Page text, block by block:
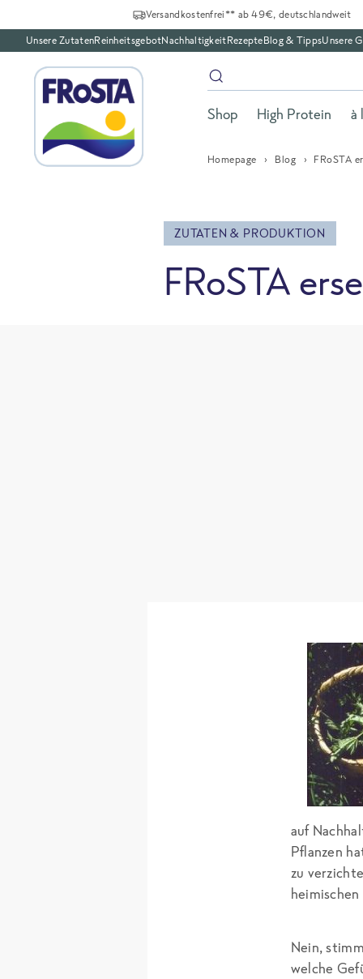
Versandkostenfrei** ab 49€, deutschlandweit
Unsere ZutatenReinheitsgebotNachhaltigkeitRezepteBlog & TippsUnsere
Shop High Protein à
Homepage Blog FRoSTA
ZUTATEN & PRODUKTION
FRoSTA
auf
Pflanzen
zu
Nein,
welche